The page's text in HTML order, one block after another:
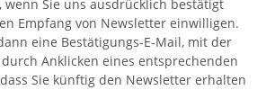
Sie uns ausdrücklich bestätigt
Empfang von Newsletter einwilligen.
eine Bestätigungs-E-Mail, mit der
Anklicken eines entsprechenden
Sie künftig den Newsletter erhalten